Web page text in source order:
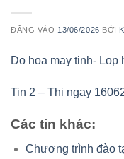
ĐĂNG VÀO 13/06/2026 BỞI
Do hoa may tinh- Lop
Tin 2 – Thi ngay
Các tin khác:
Chương trình đào